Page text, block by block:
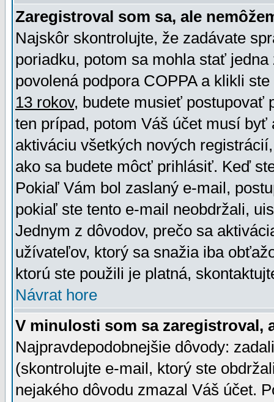
Zaregistroval som sa, ale
Najskôr skontrolujte, že zadávate
poriadku, potom sa mohla stať
povolená podpora COPPA a klikli
13 rokov, budete musieť postupovať
ten prípad, potom Váš účet musí
aktiváciu všetkých nových
ako sa budete môcť prihlásiť. Keď
Pokiaľ Vám bol zaslaný e-mail,
pokiaľ ste tento e-mail neobdržali,
Jednym z dôvodov, prečo sa
užívateľov, ktorý sa snažia iba
ktorú ste použili je platná,
Návrat hore
V minulosti som sa zaregistroval,
Najpravdepodobnejšie dôvody:
(skontrolujte e-mail, ktorý ste
nejakého dôvodu zmazal Váš účet.